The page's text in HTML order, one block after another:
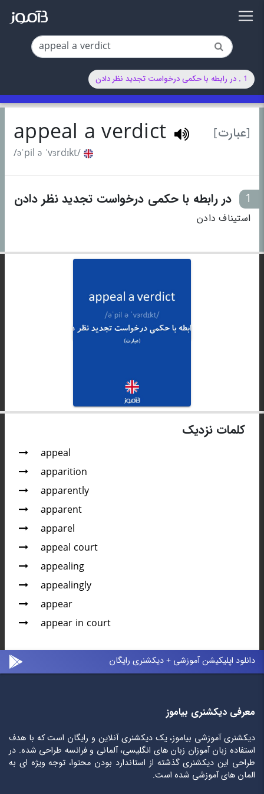
1 . در رابطه با حکمی درخواست تجدید نظر دادن
[عبارت] appeal a verdict
/əˈpil ə ˈvɜrdɪkt/
1 در رابطه با حکمی درخواست تجدید نظر دادن
استیناف دادن
کلمات نزدیک
appeal
apparition
apparently
apparent
apparel
appeal court
appealing
appealingly
appear
appear in court
دانلود اپلیکیشن آموزشی + دیکشنری رایگان
معرفی دیکشنری بیاموز
دیکشنری آموزشی بیاموز، یک دیکشنری آنلاین و رایگان است که با هدف
استفاده زبان آموزان زبان های انگلیسی، آلمانی و فرانسه طراحی شده. در
طراحی این دیکشنری گذشته از استاندارد بودن محتوا، توجه ویژه ای به
المان های آموزشی شده است.